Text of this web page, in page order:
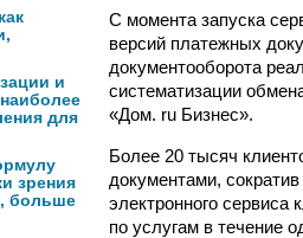
и
для
зрения
больше
С момента запуска
версий платежных
документооборота
систематизации
«Дом. ru Бизнес».
Более 20 тысяч
документами,
электронного
по услугам в течение